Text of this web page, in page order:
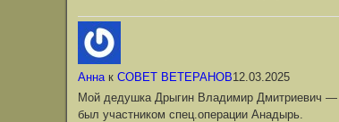
Аннак СОВЕТ ВЕТЕРАНОВ12.03.2025
Мой дедушка Дрыгин Владимир Дмитриевич —
был участником спец.операции Анадырь.